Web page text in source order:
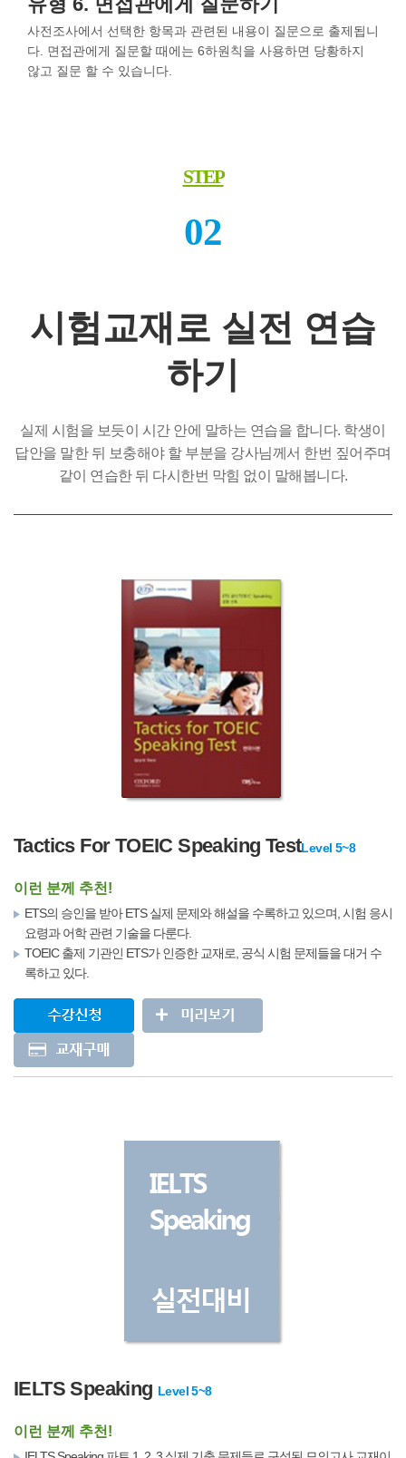
사전조사에서 선택한 항목과 관련된 내용이 질문으로 출제됩니
다. 면접관에게 질문할 때에는 6하원칙을 사용하면 당황하지
않고 질문 할 수 있습니다.
STEP
02
시험교재로 실전 연습
하기
실제 시험을 보듯이 시간 안에 말하는 연습을 합니다. 학생이
답안을 말한 뒤 보충해야 할 부분을 강사님께서 한번 짚어주며
같이 연습한 뒤 다시한번 막힘 없이 말해봅니다.
Tactics For TOEIC Speaking TestLevel 5~8
이런 분께 추천!
ETS의 승인을 받아 ETS 실제 문제와 해설을 수록하고 있으며, 시험 응시
요령과 어학 관련 기술을 다룬다.
TOEIC 출제 기관인 ETS가 인증한 교재로, 공식 시험 문제들을 대거 수
록하고 있다.
IELTS Speaking Level 5~8
이런 분께 추천!